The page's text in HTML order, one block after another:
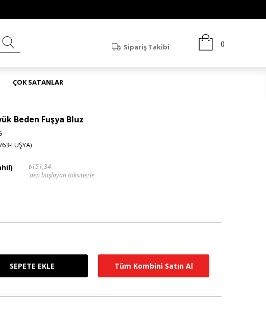
Sipariş Takibi
ÇOK SATANLAR
Beden Fuşya Bluz
FUŞYA)
₺151,34
'den başlayan taksitlerle
Tüm Kombini Satın Al